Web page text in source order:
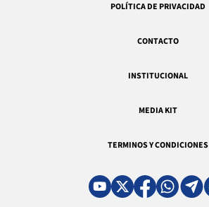
POLÍTICA DE PRIVACIDAD
CONTACTO
INSTITUCIONAL
MEDIA KIT
TERMINOS Y CONDICIONES